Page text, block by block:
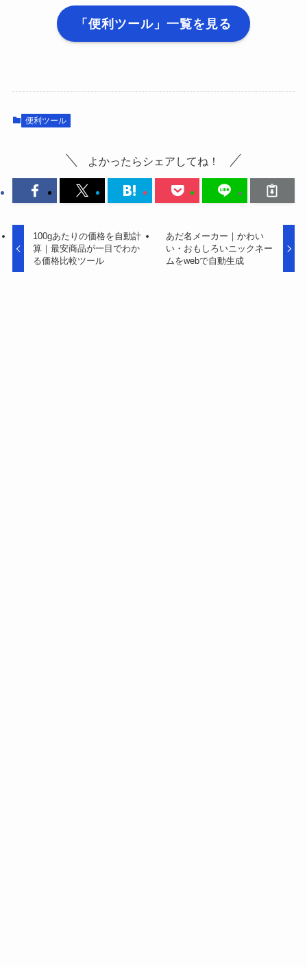
「便利ツール」一覧を見る
便利ツール
よかったらシェアしてね！
100gあたりの価格を自動計
算｜最安商品が一目でわか
る価格比較ツール
あだ名メーカー｜かわい
い・おもしろいニックネー
ムをwebで自動生成